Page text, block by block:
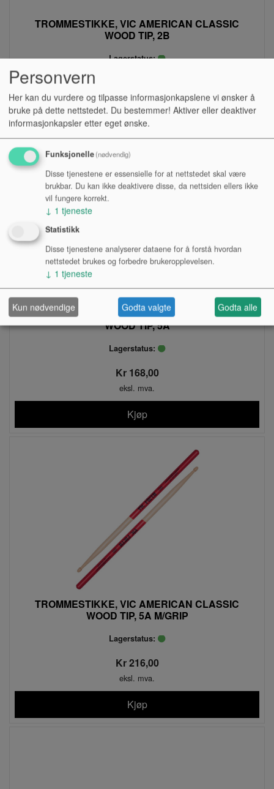
TROMMESTIKKE, VIC AMERICAN CLASSIC
WOOD TIP, 2B
Lagerstatus:
eksl. mva.
Kjøp
TROMMESTIKKE, VIC AMERICAN CLASSIC
WOOD TIP, 5A
Lagerstatus:
Kr 168,00
eksl. mva.
Kjøp
TROMMESTIKKE, VIC AMERICAN CLASSIC
WOOD TIP, 5A M/GRIP
Lagerstatus:
Kr 216,00
eksl. mva.
Kjøp
Personvern
Her kan du vurdere og tilpasse informasjonkapslene vi ønsker å
bruke på dette nettstedet. Du bestemmer! Aktiver eller deaktiver
informasjonkapsler etter eget ønske.
Funksjonelle(nødvendig)
Disse tjenestene er essensielle for at nettstedet skal være
brukbar. Du kan ikke deaktivere disse, da nettsiden ellers ikke
vil fungere korrekt.
↓ 1 tjeneste
Statistikk
Disse tjenestene analyserer dataene for å forstå hvordan
nettstedet brukes og forbedre brukeropplevelsen.
↓ 1 tjeneste
Kun nødvendige Godta valgte Godta alle